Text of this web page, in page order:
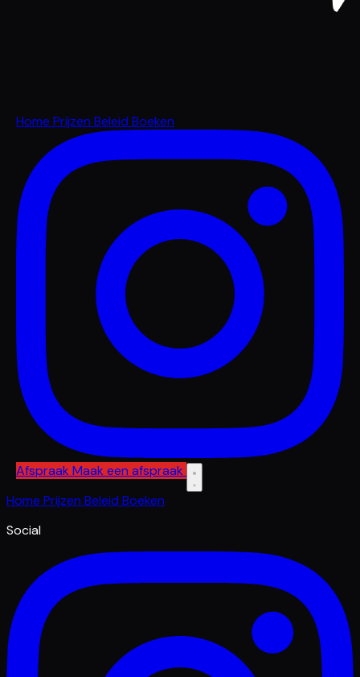
Home Prijzen Beleid Boeken
Afspraak Maak een afspraak
Home Prijzen Beleid Boeken
Social